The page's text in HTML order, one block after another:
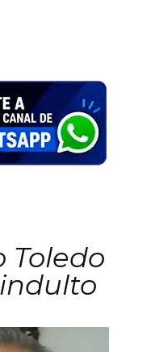
Toledo